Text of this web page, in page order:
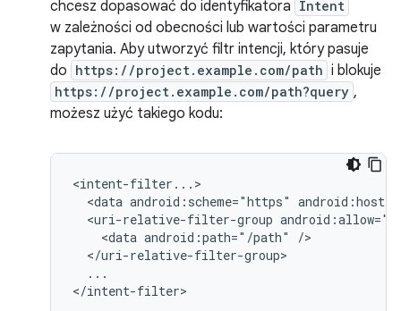
chcesz dopasować do identyfikatora Intent
w zależności od obecności lub wartości parametru
zapytania. Aby utworzyć filtr intencji, który pasuje
do https://project.example.com/path i blokuje
https://project.example.com/path?query ,
możesz użyć takiego kodu:
<data android:scheme="https"
<uri-relative-filter-group
<data android:path="/path"
...
</intent-filter>